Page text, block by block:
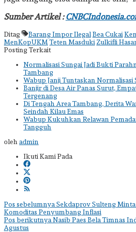
Sumber Artikel :
Ditag Barang Impor Ilegal Bea Cukai
MenKopUKM Teten Masduki Zulkifli
Posting Terkait
Normalisasi Sungai Jadi Bukti
Tambang
Wabup Janji Tuntaskan Normalisasi
Banjir di Desa Air Panas Surut,
Tergenang
Di Tengah Area Tambang, Derita
Seindah Kilau Emas
Wabup Kukuhkan Relawan
Tangguh
oleh admin
Ikuti Kami Pada
Navigasi
pos
Pos sebelumnyaSekdaprov Sulteng
Komoditas Penyumbang Inflasi
Pos berikutnyaNasib Paes Bela Timnas
Agustus